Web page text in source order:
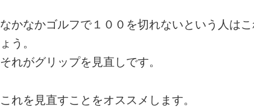
なかなかゴルフで１００を切れないという人は
ょう。
それがグリップを見直しです。
これを見直すことをオススメします。